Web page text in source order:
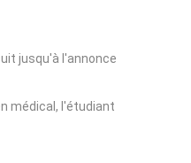
jusqu'à l'annonce
médical, l'étudiant